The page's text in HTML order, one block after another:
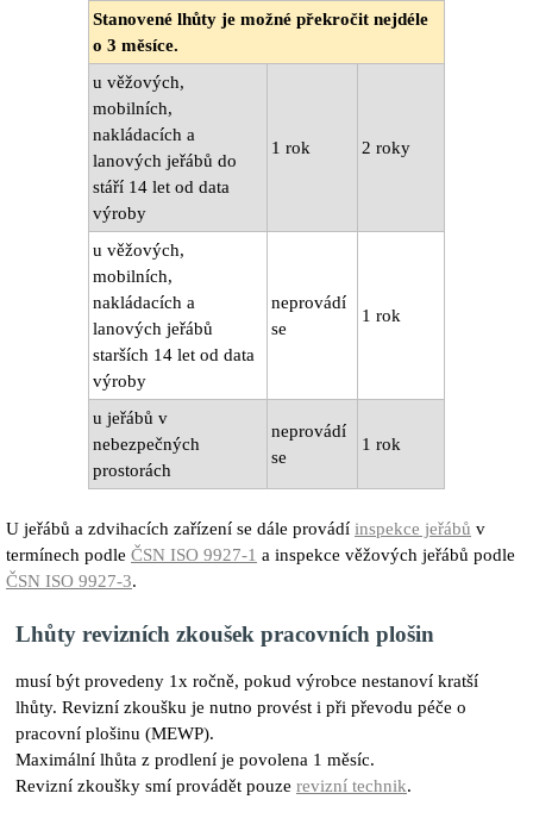
Stanovené lhůty je možné překročit nejdéle
o 3 měsíce.
u věžových,
mobilních,
nakládacích a
lanových jeřábů do
stáří 14 let od data
výroby
1 rok 2 roky
u věžových,
mobilních,
nakládacích a
lanových jeřábů
starších 14 let od data
výroby
neprovádí
se
1 rok
u jeřábů v
nebezpečných
prostorách
neprovádí
se
1 rok
U jeřábů a zdvihacích zařízení se dále provádí inspekce jeřábů v
termínech podle ČSN ISO 9927-1 a inspekce věžových jeřábů podle
ČSN ISO 9927-3.
Lhůty revizních zkoušek pracovních plošin
musí být provedeny 1x ročně, pokud výrobce nestanoví kratší
lhůty. Revizní zkoušku je nutno provést i při převodu péče o
pracovní plošinu (MEWP).
Maximální lhůta z prodlení je povolena 1 měsíc.
Revizní zkoušky smí provádět pouze revizní technik.